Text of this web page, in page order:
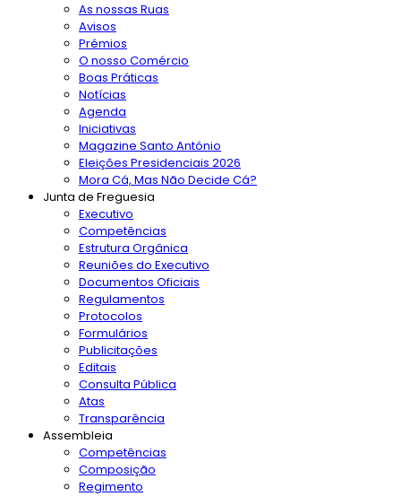
As nossas Ruas
Avisos
Prémios
O nosso Comércio
Boas Práticas
Notícias
Agenda
Iniciativas
Magazine Santo António
Eleições Presidenciais 2026
Mora Cá, Mas Não Decide Cá?
Junta de Freguesia
Executivo
Competências
Estrutura Orgânica
Reuniões do Executivo
Documentos Oficiais
Regulamentos
Protocolos
Formulários
Publicitações
Editais
Consulta Pública
Atas
Transparência
Assembleia
Competências
Composição
Regimento